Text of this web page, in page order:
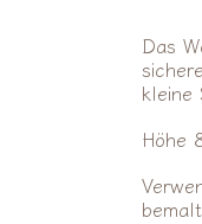
Das
kleine
Höhe